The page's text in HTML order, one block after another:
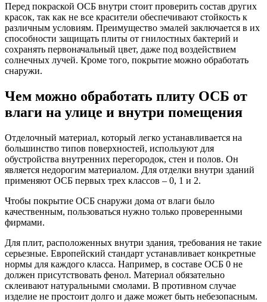
Перед покраской ОСБ внутри стоит проверить состав других
красок, так как не все красители обеспечивают стойкость к
различным условиям. Преимущество эмалей заключается в их
способности защищать плиты от гнилостных бактерий и
сохранять первоначальный цвет, даже под воздействием
солнечных лучей. Кроме того, покрытие можно обработать
снаружи.
Чем можно обработать плиту ОСБ от
влаги на улице и внутри помещения
Отделочный материал, который легко устанавливается на
большинство типов поверхностей, используют для
обустройства внутренних перегородок, стен и полов. Он
является недорогим материалом. Для отделки внутри зданий
применяют ОСБ первых трех классов – 0, 1 и 2.
Чтобы покрытие ОСБ снаружи дома от влаги было
качественным, пользоваться нужно только проверенными
фирмами.
Для плит, расположенных внутри здания, требования не такие
серьезные. Европейский стандарт устанавливает конкретные
нормы для каждого класса. Например, в составе ОСБ 0 не
должен присутствовать фенол. Материал обязательно
склеивают натуральными смолами. В противном случае
изделие не простоит долго и даже может быть небезопасным.